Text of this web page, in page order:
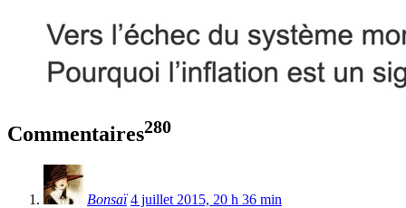
Commentaires280
Bonsaï 4 juillet 2015, 20 h 36 min